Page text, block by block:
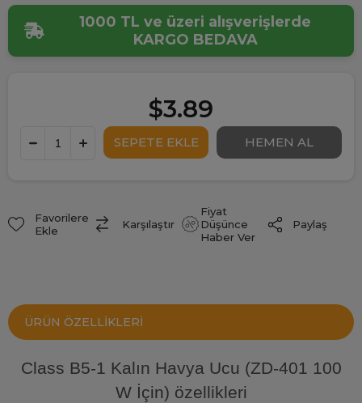
1000 TL ve üzeri alışverişlerde
KARGO BEDAVA
$3.89
Favorilere
Ekle
Karşılaştır
Fiyat
Düşünce
Haber Ver
Paylaş
ÜRÜN ÖZELLIKLERI
Class B5-1 Kalın Havya Ucu (ZD-401 100
W İçin) özellikleri